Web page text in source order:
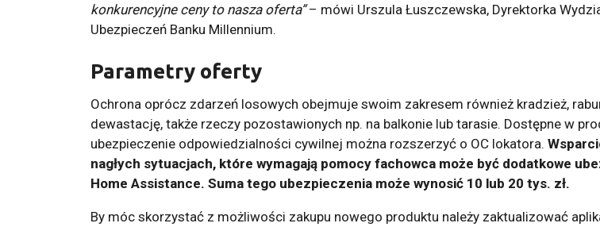
konkurencyjne ceny to nasza oferta”– mówi Urszula Łuszczewska, Dyrektorka
Ubezpieczeń Banku Millennium.
Parametry oferty
Ochrona oprócz zdarzeń losowych obejmuje swoim zakresem również kradzież,
dewastację, także rzeczy pozostawionych np. na balkonie lub tarasie. Dostępne w
ubezpieczenie odpowiedzialności cywilnej można rozszerzyć o OC lokatora.
nagłych sytuacjach, które wymagają pomocy fachowca może być dodatkowe
Home Assistance. Suma tego ubezpieczenia może wynosić 10 lub 20 tys. zł.
By móc skorzystać z możliwości zakupu nowego produktu należy zaktualizować